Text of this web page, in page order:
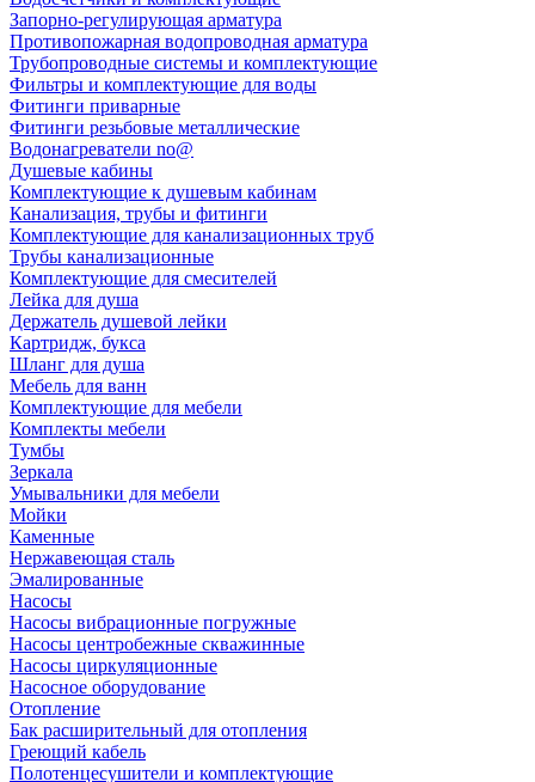
Запорно-регулирующая арматура
Противопожарная водопроводная арматура
Трубопроводные системы и комплектующие
Фильтры и комплектующие для воды
Фитинги приварные
Фитинги резьбовые металлические
Водонагреватели no@
Душевые кабины
Комплектующие к душевым кабинам
Канализация, трубы и фитинги
Комплектующие для канализационных труб
Трубы канализационные
Комплектующие для смесителей
Лейка для душа
Держатель душевой лейки
Картридж, букса
Шланг для душа
Мебель для ванн
Комплектующие для мебели
Комплекты мебели
Тумбы
Зеркала
Умывальники для мебели
Мойки
Каменные
Нержавеющая сталь
Эмалированные
Насосы
Насосы вибрационные погружные
Насосы центробежные скважинные
Насосы циркуляционные
Насосное оборудование
Отопление
Бак расширительный для отопления
Греющий кабель
Полотенцесушители и комплектующие